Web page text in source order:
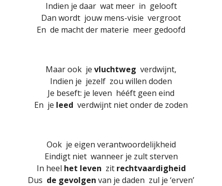
Indien je daar wat meer in gelooft
Dan wordt jouw mens-visie vergroot
En de macht der materie meer gedoofd
Maar ook je vluchtweg verdwijnt,
Indien je jezelf zou willen doden
Je beseft: je leven hééft geen eind
En je leed verdwijnt niet onder de zoden
Ook je eigen verantwoordelijkheid
Eindigt niet wanneer je zult sterven
In heel het leven zit rechtvaardigheid
Dus de gevolgen van je daden zul je ‘erven’